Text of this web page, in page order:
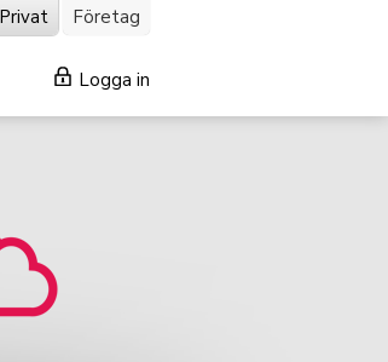
Logga in
Privat Företag